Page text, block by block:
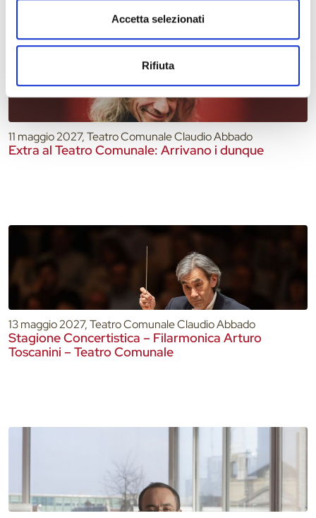
Accetta selezionati
Rifiuta
11 maggio 2027, Teatro Comunale Claudio Abbado
Extra al Teatro Comunale: Arrivano i dunque
13 maggio 2027, Teatro Comunale Claudio Abbado
Stagione Concertistica – Filarmonica Arturo
Toscanini – Teatro Comunale